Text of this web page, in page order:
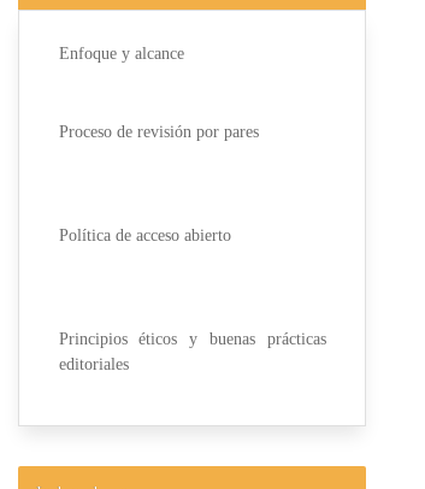
Enfoque y alcance
Proceso de revisión por pares
Política de acceso abierto
Principios éticos y buenas prácticas
editoriales